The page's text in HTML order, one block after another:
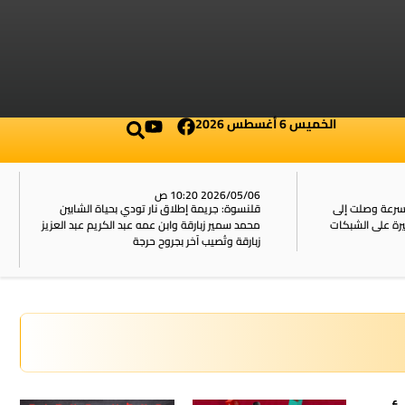
الخميس 6 أغسطس 2026
وصلت إلى
2026/05/06 10:20 ص
قلنسوة: جريمة إطلاق نار تودي بحياة الشابين
محمد سمير زبارقة وابن عمه عبد الكريم عبد العزيز
زبارقة وتُصيب آخر بجروح حرجة